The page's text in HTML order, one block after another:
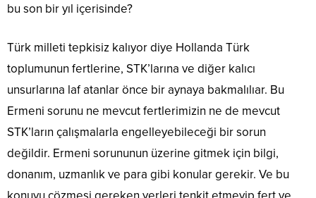
bu son bir yıl içerisinde?
Türk milleti tepkisiz kalıyor diye Hollanda Türk
toplumunun fertlerine, STK’larına ve diğer kalıcı
unsurlarına laf atanlar önce bir aynaya bakmalılıar. Bu
Ermeni sorunu ne mevcut fertlerimizin ne de mevcut
STK’ların çalışmalarla engelleyebileceği bir sorun
değildir. Ermeni sorununun üzerine gitmek için bilgi,
donanım, uzmanlık ve para gibi konular gerekir. Ve bu